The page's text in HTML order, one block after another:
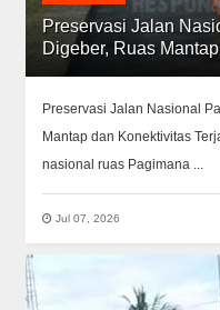
Preservasi Jalan
Digeber, Ruas
Preservasi Jalan Nasional
Mantap dan Konektivitas
nasional ruas Pagimana ...
Jul 07, 2026